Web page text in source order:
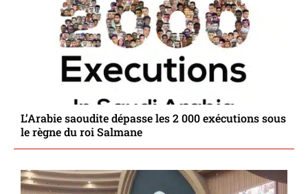
L’Arabie saoudite dépasse les 2 000 exécutions sous
le règne du roi Salmane